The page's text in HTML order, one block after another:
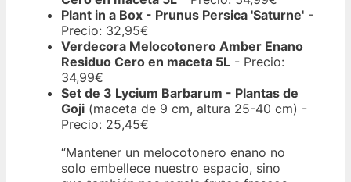
Plant in a Box - Prunus Persica 'Saturne' -
Precio: 32,95€
Verdecora Melocotonero Amber Enano
Residuo Cero en maceta 5L - Precio:
34,99€
Set de 3 Lycium Barbarum - Plantas de
Goji (maceta de 9 cm, altura 25-40 cm) -
Precio: 25,45€
“Mantener un melocotonero enano no
solo embellece nuestro espacio, sino